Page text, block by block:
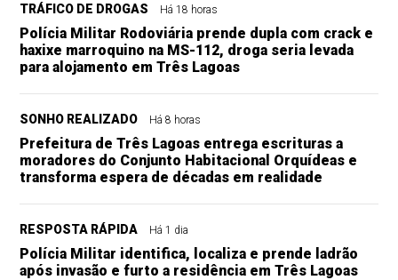
TRÁFICO DE DROGAS Há 18 horas
Polícia Militar Rodoviária prende dupla com crack e
haxixe marroquino na MS-112, droga seria levada
para alojamento em Três Lagoas
SONHO REALIZADO Há 8 horas
Prefeitura de Três Lagoas entrega escrituras a
moradores do Conjunto Habitacional Orquídeas e
transforma espera de décadas em realidade
RESPOSTA RÁPIDA Há 1 dia
Polícia Militar identifica, localiza e prende ladrão
após invasão e furto a residência em Três Lagoas